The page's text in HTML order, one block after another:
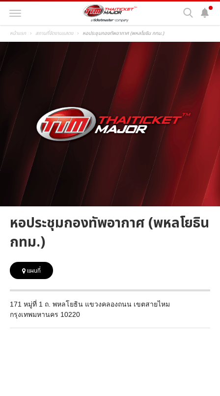
หน้าแรก สถานที่จัดงานแสดง หอประชุมกองทัพอากาศ (พหลโยธิน กทม.)
หอประชุมกองทัพอากาศ (พหลโยธิน
กทม.)
แผนที่
171 หมู่ที่ 1 ถ. พหลโยธิน แขวงคลองถนน เขตสายไหม
กรุงเทพมหานคร 10220